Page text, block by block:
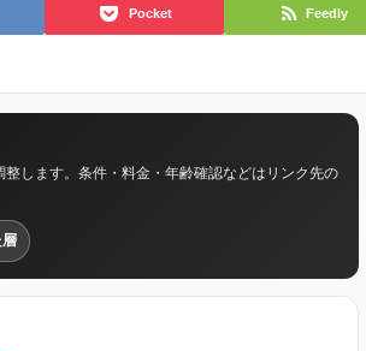
Pocket Feedly
します。条件・料金・年齢確認などはリンク先の